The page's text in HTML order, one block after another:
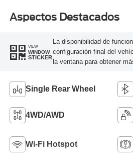
Aspectos Destacados
VIEW
WINDOW
STICKER
La disponibilidad de
configuración final del
la ventana para obtener
Single Rear Wheel
4WD/AWD
Wi-Fi Hotspot